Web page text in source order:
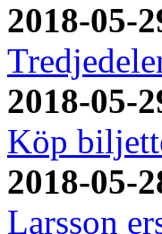
2018-05-
2018-05-
Köp
2018-05-
Larsson